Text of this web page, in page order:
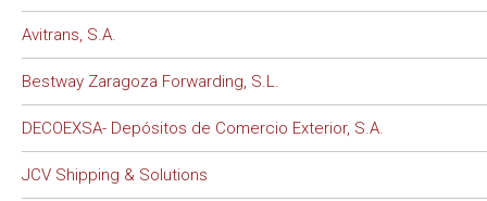
Avitrans, S.A.
Bestway Zaragoza Forwarding, S.L.
DECOEXSA- Depósitos de Comercio Exterior, S.A.
JCV Shipping & Solutions